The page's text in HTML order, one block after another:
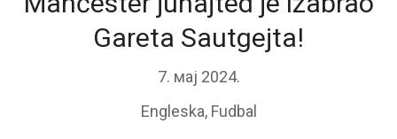
Gareta Sautgejta!
7. мај 2024.
Engleska, Fudbal